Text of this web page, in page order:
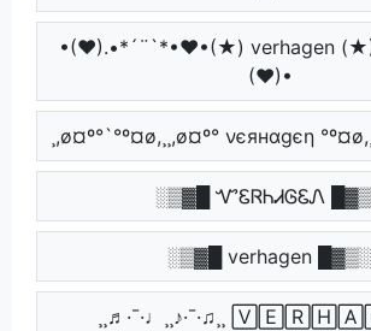
•(♥).•*´¨`*•♥•(★) verhagen
(♥)•
¸,ø¤º°`°º¤ø,¸¸,ø¤º° νєянαgєη
░▒▓█ ᏉᏋᏒᏂᏗᎶᏋᏁ
░▒▓█ verhagen █▓▒░
¸¸♬·¯·♩¸¸♪·¯·♫¸¸